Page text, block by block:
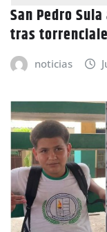
San Pedro
tras
noticias